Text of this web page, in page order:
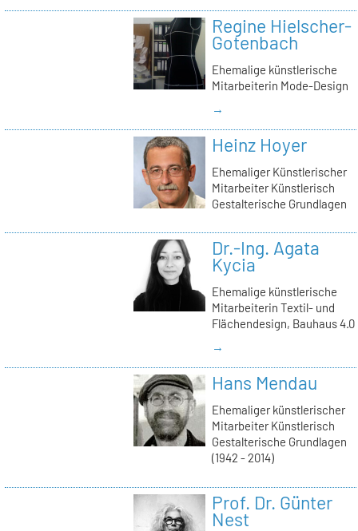
Regine Hielscher-
Gotenbach
Ehemalige künstlerische
Mitarbeiterin Mode-Design
→
Heinz Hoyer
Ehemaliger Künstlerischer
Mitarbeiter Künstlerisch
Gestalterische Grundlagen
Dr.-Ing. Agata
Kycia
Ehemalige künstlerische
Mitarbeiterin Textil- und
Flächendesign, Bauhaus 4.0
→
Hans Mendau
Ehemaliger künstlerischer
Mitarbeiter Künstlerisch
Gestalterische Grundlagen
(1942 - 2014)
Prof. Dr. Günter
Nest